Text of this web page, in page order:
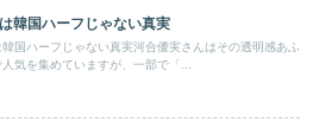
韓国ハーフじゃない真実
国ハーフじゃない真実河合優実さんはその透明感あふ
気を集めていますが、一部で「...